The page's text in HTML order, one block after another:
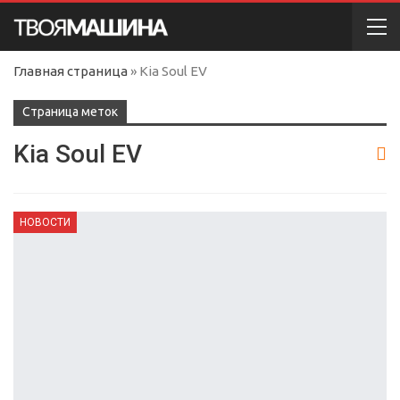
Главная страница » Kia Soul EV
Cтраница меток
Kia Soul EV
НОВОСТИ